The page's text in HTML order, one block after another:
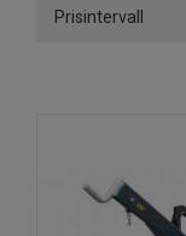
Prisintervall